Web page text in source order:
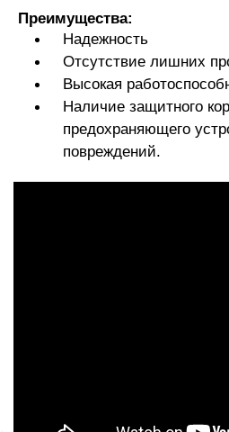
Преимущества:
Надежность
Отсутствие лишних
Высокая
Наличие защитного
предохраняющего
повреждений.